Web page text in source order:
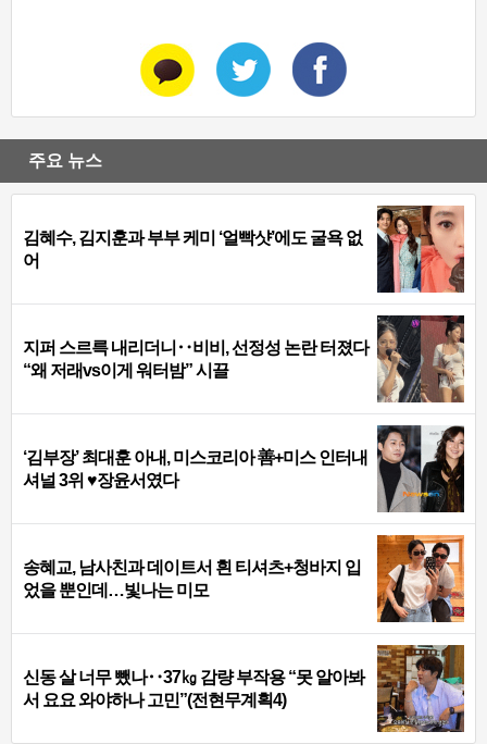
주요 뉴스
김혜수, 김지훈과 부부 케미 ‘얼빡샷’에도 굴욕 없
어
지퍼 스르륵 내리더니‥비비, 선정성 논란 터졌다
“왜 저래vs이게 워터밤” 시끌
‘김부장’ 최대훈 아내, 미스코리아 善+미스 인터내
셔널 3위 ♥장윤서였다
송혜교, 남사친과 데이트서 흰 티셔츠+청바지 입
었을 뿐인데…빛나는 미모
신동 살 너무 뺐나‥37㎏ 감량 부작용 “못 알아봐
서 요요 와야하나 고민”(전현무계획4)